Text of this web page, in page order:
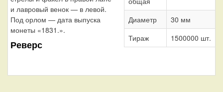
и лавровый венок — в левой.
Под орлом — дата выпуска
монеты «1831.».
Реверс
Диаметр
30 мм
Тираж
1500000 шт.